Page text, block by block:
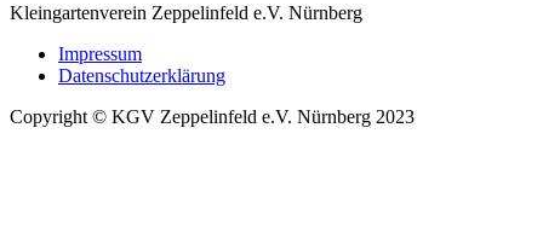
Kleingartenverein Zeppelinfeld e.V. Nürnberg
Impressum
Datenschutzerklärung
Copyright © KGV Zeppelinfeld e.V. Nürnberg 2023